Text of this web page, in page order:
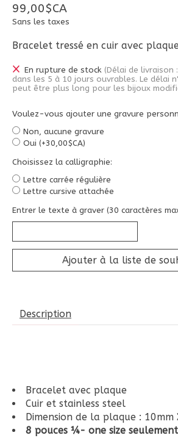
99,00$CA
Sans les taxes
Bracelet tressé en cuir avec
En rupture de stock (Délai de livraison
dans les 5 à 10 jours ouvrables. Le délai
peut être plus long pour les bijoux
Voulez-vous ajouter une gravure
Non, aucune gravure
Oui (+30,00$CA)
Choisissez la calligraphie:
Lettre carrée régulière
Lettre cursive attachée
Entrer le texte à graver (30 caractères
Ajouter à la liste de
Description
Bracelet avec plaque
Cuir et stainless steel
Dimension de la plaque : 10mm
8 pouces ¼- one size seulement